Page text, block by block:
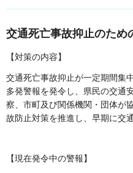
交通死亡事故抑止のため
【対策の内容】
交通死亡事故抑止が一定期間集
多発警報を発令し、県民の交通
察、市町及び関係機関・団体が
故防止対策を推進し、早期に交
【現在発令中の警報】